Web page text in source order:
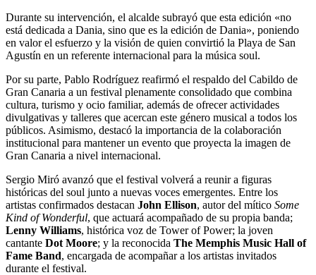
Durante su intervención, el alcalde subrayó que esta edición «no
está dedicada a Dania, sino que es la edición de Dania», poniendo
en valor el esfuerzo y la visión de quien convirtió la Playa de San
Agustín en un referente internacional para la música soul.
Por su parte, Pablo Rodríguez reafirmó el respaldo del Cabildo de
Gran Canaria a un festival plenamente consolidado que combina
cultura, turismo y ocio familiar, además de ofrecer actividades
divulgativas y talleres que acercan este género musical a todos los
públicos. Asimismo, destacó la importancia de la colaboración
institucional para mantener un evento que proyecta la imagen de
Gran Canaria a nivel internacional.
Sergio Miró avanzó que el festival volverá a reunir a figuras
históricas del soul junto a nuevas voces emergentes. Entre los
artistas confirmados destacan John Ellison, autor del mítico Some
Kind of Wonderful, que actuará acompañado de su propia banda;
Lenny Williams, histórica voz de Tower of Power; la joven
cantante Dot Moore; y la reconocida The Memphis Music Hall of
Fame Band, encargada de acompañar a los artistas invitados
durante el festival.